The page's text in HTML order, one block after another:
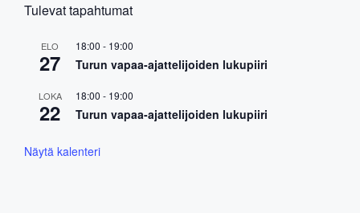
Tulevat tapahtumat
ELO
27
18:00 - 19:00
Turun vapaa-ajattelijoiden lukupiiri
LOKA
22
18:00 - 19:00
Turun vapaa-ajattelijoiden lukupiiri
Näytä kalenteri